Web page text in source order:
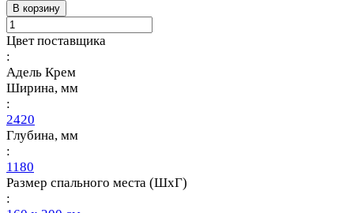
В корзину
Цвет поставщика
:
Адель Крем
Ширина, мм
:
2420
Глубина, мм
:
1180
Размер спального места (ШхГ)
: